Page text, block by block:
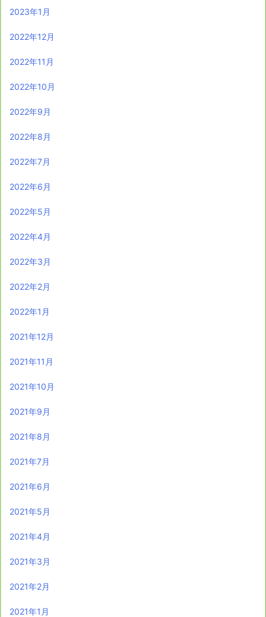
2023年1月
2022年12月
2022年11月
2022年10月
2022年9月
2022年8月
2022年7月
2022年6月
2022年5月
2022年4月
2022年3月
2022年2月
2022年1月
2021年12月
2021年11月
2021年10月
2021年9月
2021年8月
2021年7月
2021年6月
2021年5月
2021年4月
2021年3月
2021年2月
2021年1月